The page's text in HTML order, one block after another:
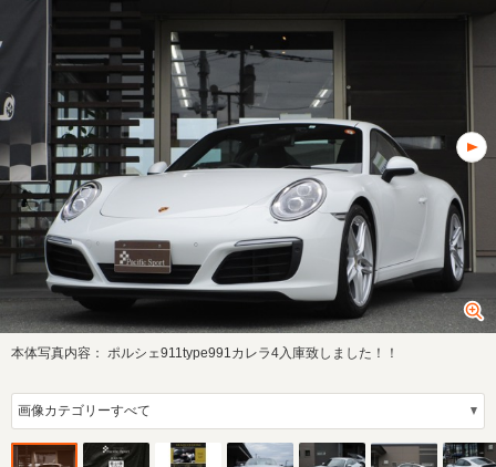
本体写真内容： ポルシェ911type991カレラ4入庫致しました！！